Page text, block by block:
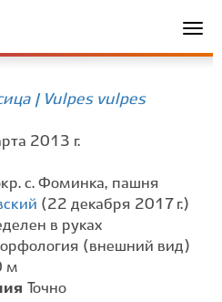
| Vulpes vulpes
2013 г.
с. Фоминка, пашня
(22 декабря 2017 г.)
в руках
(внешний вид)
м
Точно